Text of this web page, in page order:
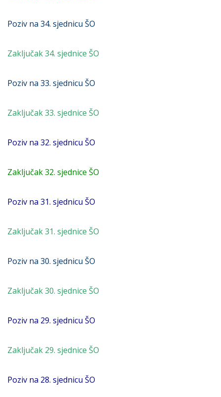
Poziv na 34. sjednicu ŠO
Zaključak 34. sjednice ŠO
Poziv na 33. sjednicu ŠO
Zaključak 33. sjednice ŠO
Poziv na 32. sjednicu ŠO
Zaključak 32. sjednice ŠO
Poziv na 31. sjednicu ŠO
Zaključak 31. sjednice ŠO
Poziv na 30. sjednicu ŠO
Zaključak 30. sjednice ŠO
Poziv na 29. sjednicu ŠO
Zaključak 29. sjednice ŠO
Poziv na 28. sjednicu ŠO